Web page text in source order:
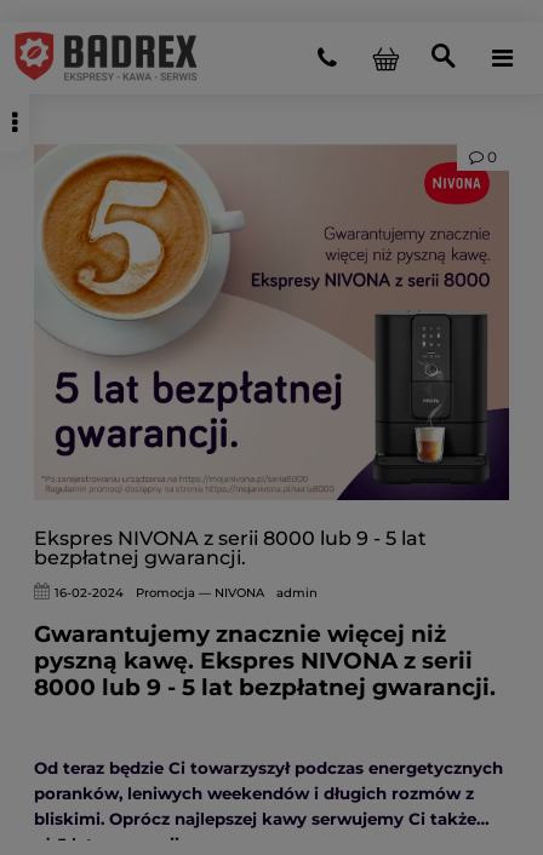
Ekspres NIVONA z serii 8000 lub 9 - 5 lat
bezpłatnej gwarancji.
0
16-02-2024 Promocja — NIVONA admin
Gwarantujemy znacznie więcej niż
pyszną kawę. Ekspres NIVONA z serii
8000 lub 9 - 5 lat bezpłatnej gwarancji.
Od teraz będzie Ci towarzyszył podczas energetycznych
poranków, leniwych weekendów i długich rozmów z
bliskimi. Oprócz najlepszej kawy serwujemy Ci także…
aż 5 lat gwarancji.